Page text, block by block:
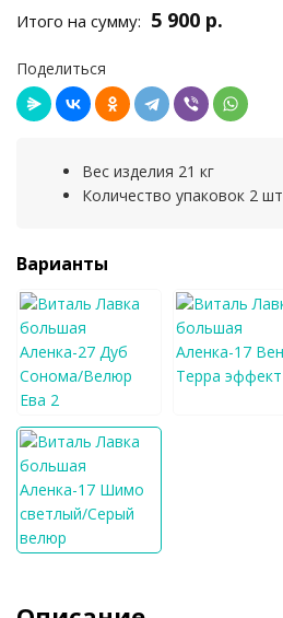
Итого на сумму: 5 900 р.
Поделиться
Вес изделия 21 кг
Количество упаковок 2 шт
Варианты